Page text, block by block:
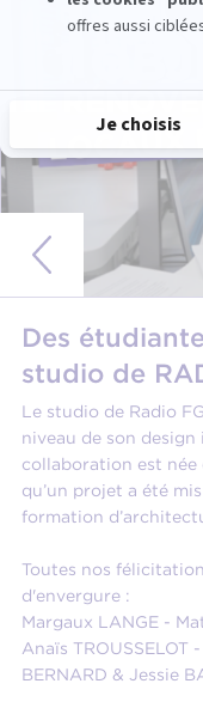
Des
studio de
Le studio de Radio
niveau de son design
collaboration est
qu’un projet a été
formation
Toutes nos
d'envergure :
Margaux LANGE -
Anaïs
BERNARD & Jessie